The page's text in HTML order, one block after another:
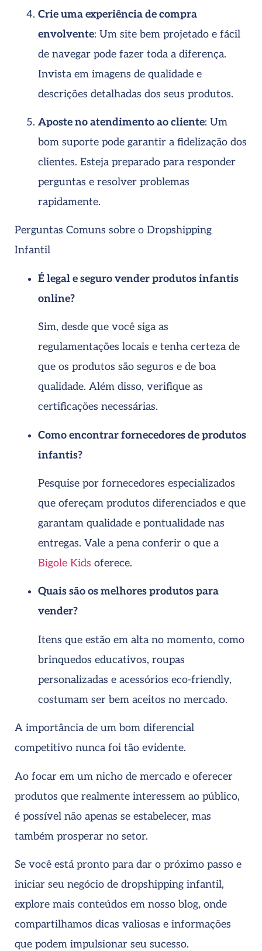
Crie uma experiência de compra
envolvente: Um site bem projetado e fácil
de navegar pode fazer toda a diferença.
Invista em imagens de qualidade e
descrições detalhadas dos seus produtos.
Aposte no atendimento ao cliente: Um
bom suporte pode garantir a fidelização dos
clientes. Esteja preparado para responder
perguntas e resolver problemas
rapidamente.
Perguntas Comuns sobre o Dropshipping
Infantil
É legal e seguro vender produtos infantis
online?
Sim, desde que você siga as
regulamentações locais e tenha certeza de
que os produtos são seguros e de boa
qualidade. Além disso, verifique as
certificações necessárias.
Como encontrar fornecedores de produtos
infantis?
Pesquise por fornecedores especializados
que ofereçam produtos diferenciados e que
garantam qualidade e pontualidade nas
entregas. Vale a pena conferir o que a
Bigole Kids oferece.
Quais são os melhores produtos para
vender?
Itens que estão em alta no momento, como
brinquedos educativos, roupas
personalizadas e acessórios eco-friendly,
costumam ser bem aceitos no mercado.
A importância de um bom diferencial
competitivo nunca foi tão evidente.
Ao focar em um nicho de mercado e oferecer
produtos que realmente interessem ao público,
é possível não apenas se estabelecer, mas
também prosperar no setor.
Se você está pronto para dar o próximo passo e
iniciar seu negócio de dropshipping infantil,
explore mais conteúdos em nosso blog, onde
compartilhamos dicas valiosas e informações
que podem impulsionar seu sucesso.